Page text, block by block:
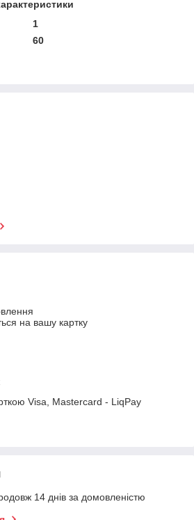
1
60
на вашу картку
Visa, Mastercard - LiqPay
14 днів за домовленістю